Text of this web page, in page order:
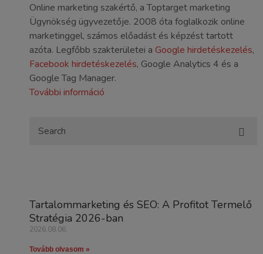
Online marketing szakértő, a Toptarget marketing
Ügynökség ügyvezetője. 2008 óta foglalkozik online
marketinggel, számos előadást és képzést tartott
azóta. Legfőbb szakterületei a Google hirdetéskezelés,
Facebook hirdetéskezelés, Google Analytics 4 és a
Google Tag Manager.
További információ
Tartalommarketing és SEO: A Profitot Termelő
Stratégia 2026-ban
2026.08.06.
Tovább olvasom »